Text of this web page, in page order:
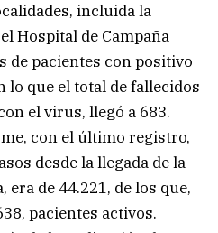
incluida la
Hospital de Campaña
de pacientes con positivo
lo que el total de fallecidos
el virus, llegó a 683.
con el último registro,
desde la llegada de la
de 44.221, de los que,
pacientes activos.